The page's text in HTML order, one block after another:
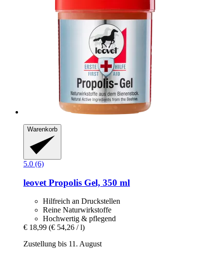
Warenkorb
5.0 (6)
leovet Propolis Gel, 350 ml
Hilfreich an Druckstellen
Reine Naturwirkstoffe
Hochwertig & pflegend
€ 18,99 (€ 54,26 / l)
Zustellung bis 11. August